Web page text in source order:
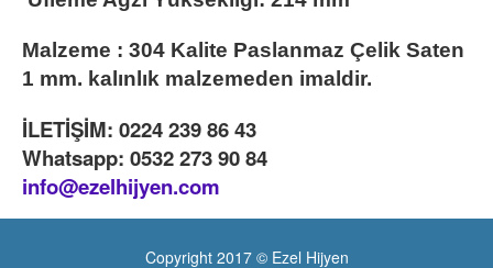
Malzeme : 304 Kalite Paslanmaz Çelik Saten
1 mm. kalınlık malzemeden imaldir.
İLETİŞİM: 0224 239 86 43
Whatsapp: 0532 273 90 84
info@ezelhijyen.com
Copyright 2017 © Ezel Hijyen